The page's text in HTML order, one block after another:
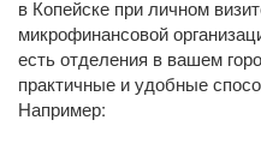
в Копейске при личном
микрофинансовой
есть отделения в вашем
практичные и удобные
Например: